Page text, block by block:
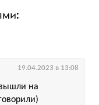
вышли на
19.04.2023 в 13:08